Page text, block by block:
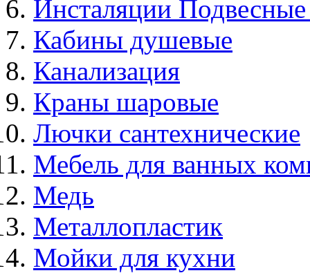
Инсталяции
Кабины душевые
Канализация
Краны шаровые
Лючки сантехнические
Мебель для ванных
Медь
Металлопластик
Мойки для кухни